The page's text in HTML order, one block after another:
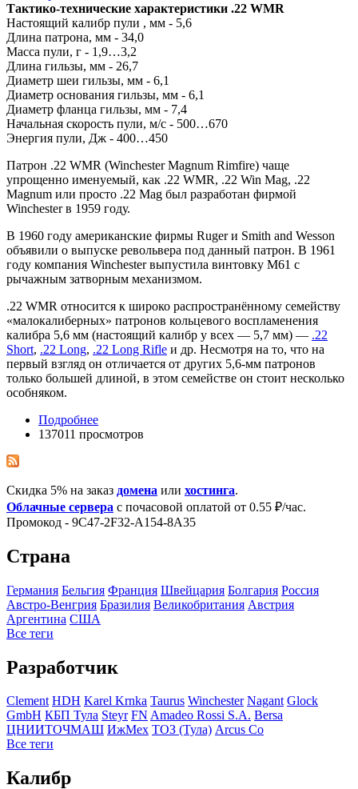
Тактико-технические характеристики .22 WMR
Настоящий калибр пули , мм - 5,6
Длина патрона, мм - 34,0
Масса пули, г - 1,9…3,2
Длина гильзы, мм - 26,7
Диаметр шеи гильзы, мм - 6,1
Диаметр основания гильзы, мм - 6,1
Диаметр фланца гильзы, мм - 7,4
Начальная скорость пули, м/с - 500…670
Энергия пули, Дж - 400…450
Патрон .22 WMR (Winchester Magnum Rimfire) чаще
упрощенно именуемый, как .22 WMR, .22 Win Mag, .22
Magnum или просто .22 Mag был разработан фирмой
Winchester в 1959 году.
В 1960 году американские фирмы Ruger и Smith and Wesson
объявили о выпуске револьвера под данный патрон. В 1961
году компания Winchester выпустила винтовку М61 с
рычажным затворным механизмом.
.22 WMR относится к широко распространённому семейству
«малокалиберных» патронов кольцевого воспламенения
калибра 5,6 мм (настоящий калибр у всех — 5,7 мм) — .22
Short, .22 Long, .22 Long Rifle и др. Несмотря на то, что на
первый взгляд он отличается от других 5,6-мм патронов
только большей длиной, в этом семействе он стоит несколько
особняком.
Подробнее
137011 просмотров
Скидка 5% на заказ домена или хостинга.
Облачные сервера с почасовой оплатой от 0.55 ₽/час.
Промокод - 9C47-2F32-A154-8A35
Страна
Германия Бельгия Франция Швейцария Болгария Росcия
Австро-Венгрия Бразилия Великобритания Австрия
Аргентина США
Все теги
Разработчик
Clement HDH Karel Krnka Taurus Winchester Nagant Glock
GmbH КБП Тула Steyr FN Amadeo Rossi S.A. Bersa
ЦНИИТОЧМАШ ИжМех ТОЗ (Тула) Arcus Co
Все теги
Калибр